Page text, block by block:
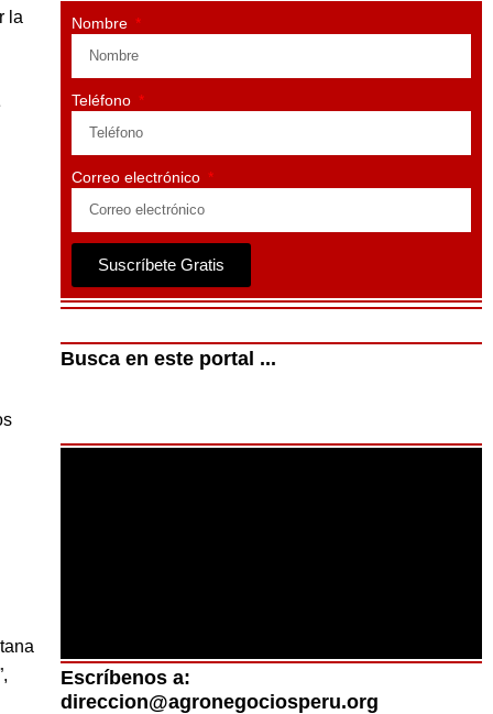
la
Nombre
Teléfono
Correo electrónico
Suscríbete Gratis
Busca en este portal ...
Escríbenos a:
direccion@agronegociosperu.org